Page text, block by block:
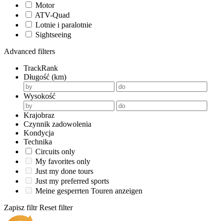
Motor
ATV-Quad
Lotnie i paralotnie
Sightseeing
Advanced filters
TrackRank
Długość (km)
Wysokość
Krajobraz
Czynnik zadowolenia
Kondycja
Technika
Circuits only
My favorites only
Just my done tours
Just my preferred sports
Meine gesperrten Touren anzeigen
Zapisz filtr Reset filter